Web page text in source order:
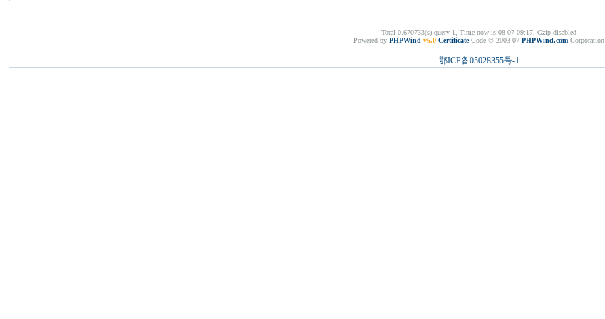
Total 0.670733(s) query 1, Time now is:08-07 09:17, Gzip disabled
Powered by PHPWind v6.0 CertificateCode © 2003-07 PHPWind.com Corporation
鄂ICP备05028355号-1